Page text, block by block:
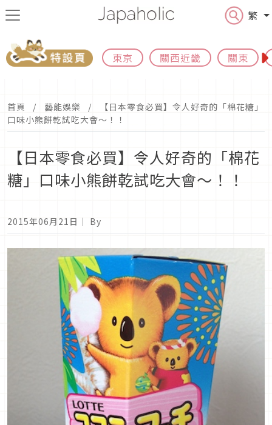
繁
東京 關西近畿 關東
首頁 藝能娛樂
【日本零食必買】令人好奇的「棉花糖」
口味小熊餅乾試吃大會～！！
【日本零食必買】令人好奇的「棉花
糖」口味小熊餅乾試吃大會～！！
2015年06月21日 ｜ By